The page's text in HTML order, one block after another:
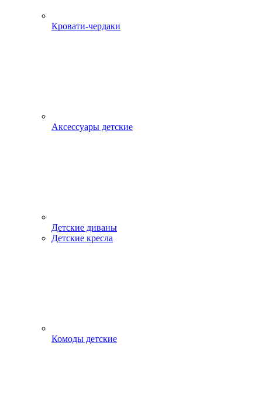
Кровати-чердаки
Аксессуары детские
Детские диваны
Детские кресла
Комоды детские